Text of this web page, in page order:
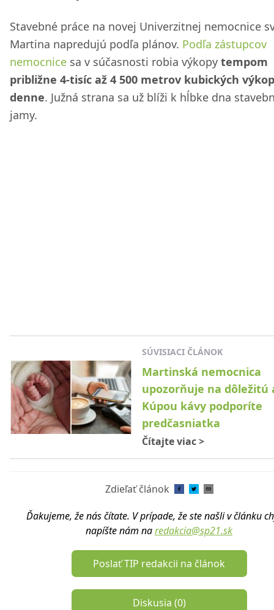
Stavebné práce na novej Univerzitnej nemocnice
Martina napredujú podľa plánov. Podľa zástupcov
nemocnice sa v súčasnosti robia výkopy tempom
približne 4-tisíc až 4 500 metrov kubických
denne. Južná strana sa už blíži k hĺbke dna
jamy.
SÚVISIACI ČLÁNOK
Martinská nemocnica
upozorňuje na dôležitú
Kúpou kávy podporíte
predčasniatka
Čítajte viac>
Zdieľať článok
Ďakujeme, že nás čítate. V prípade, že ste našli v článku
napíšte nám naredakcia@sp21.sk
Poslať TIP redakcii na článok
Diskusia (0)